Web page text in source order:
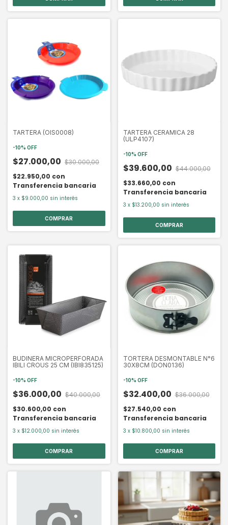
TARTERA (OIS0008)
-10% OFF
$27.000,00 $30.000,00
$22.950,00 con
Transferencia bancaria
3 x $9.000,00 sin interés
TARTERA CERAMICA 28
(ULP4107)
-10% OFF
$39.600,00 $44.000,00
$33.660,00 con
Transferencia bancaria
3 x $13.200,00 sin interés
BUDINERA MICROPERFORADA
IBILI CROUS 25 CM (IBI835125)
-10% OFF
$36.000,00 $40.000,00
$30.600,00 con
Transferencia bancaria
3 x $12.000,00 sin interés
TORTERA DESMONTABLE N°6
30X8CM (DON0136)
-10% OFF
$32.400,00 $36.000,00
$27.540,00 con
Transferencia bancaria
3 x $10.800,00 sin interés